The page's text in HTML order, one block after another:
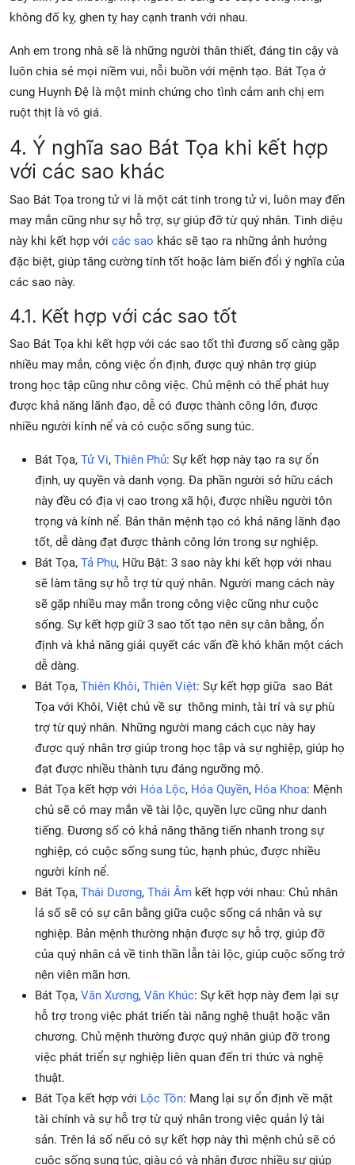
không đố kỵ, ghen tỵ hay cạnh tranh với nhau.
Anh em trong nhà sẽ là những người thân thiết, đáng tin cậy và
luôn chia sẻ mọi niềm vui, nỗi buồn với mệnh tạo. Bát Tọa ở
cung Huynh Đệ là một minh chứng cho tình cảm anh chị em
ruột thịt là vô giá.
4. Ý nghĩa sao Bát Tọa khi kết hợp
với các sao khác
Sao Bát Tọa trong tử vi là một cát tinh trong tử vi, luôn may đến
may mắn cũng như sự hỗ trợ, sự giúp đỡ từ quý nhân. Tinh diệu
này khi kết hợp với các sao khác sẽ tạo ra những ảnh hưởng
đặc biệt, giúp tăng cường tính tốt hoặc làm biến đổi ý nghĩa của
các sao này.
4.1. Kết hợp với các sao tốt
Sao Bát Tọa khi kết hợp với các sao tốt thì đương số càng gặp
nhiều may mắn, công việc ổn định, được quý nhân trợ giúp
trong học tập cũng như công việc. Chủ mệnh có thể phát huy
được khả năng lãnh đạo, dễ có được thành công lớn, được
nhiều người kính nể và có cuộc sống sung túc.
Bát Tọa, Tử Vi, Thiên Phủ: Sự kết hợp này tạo ra sự ổn
định, uy quyền và danh vọng. Đa phần người sở hữu cách
này đều có địa vị cao trong xã hội, được nhiều người tôn
trọng và kính nể. Bản thân mệnh tạo có khả năng lãnh đạo
tốt, dễ dàng đạt được thành công lớn trong sự nghiệp.
Bát Tọa, Tả Phụ, Hữu Bật: 3 sao này khi kết hợp với nhau
sẽ làm tăng sự hỗ trợ từ quý nhân. Người mang cách này
sẽ gặp nhiều may mắn trong công việc cũng như cuộc
sống. Sự kết hợp giữ 3 sao tốt tạo nên sự cân bằng, ổn
định và khả năng giải quyết các vấn đề khó khăn một cách
dễ dàng.
Bát Tọa, Thiên Khôi, Thiên Việt: Sự kết hợp giữa sao Bát
Tọa với Khôi, Việt chủ về sự thông minh, tài trí và sự phù
trợ từ quý nhân. Những người mang cách cục này hay
được quý nhân trợ giúp trong học tập và sự nghiệp, giúp họ
đạt được nhiều thành tựu đáng ngưỡng mộ.
Bát Tọa kết hợp với Hóa Lộc, Hóa Quyền, Hóa Khoa: Mệnh
chủ sẽ có may mắn về tài lộc, quyền lực cũng như danh
tiếng. Đương số có khả năng thăng tiến nhanh trong sự
nghiệp, có cuộc sống sung túc, hạnh phúc, được nhiều
người kính nể.
Bát Tọa, Thái Dương, Thái Âm kết hợp với nhau: Chủ nhân
lá số sẽ có sự cân bằng giữa cuộc sống cá nhân và sự
nghiệp. Bản mệnh thường nhận được sự hỗ trợ, giúp đỡ
của quý nhân cả về tinh thần lẫn tài lộc, giúp cuộc sống trở
nên viên mãn hơn.
Bát Tọa, Văn Xương, Văn Khúc: Sự kết hợp này đem lại sự
hỗ trợ trong việc phát triển tài năng nghệ thuật hoặc văn
chương. Chủ mệnh thường được quý nhân giúp đỡ trong
việc phát triển sự nghiệp liên quan đến tri thức và nghệ
thuật.
Bát Tọa kết hợp với Lộc Tồn: Mang lại sự ổn định về mặt
tài chính và sự hỗ trợ từ quý nhân trong việc quản lý tài
sản. Trên lá số nếu có sự kết hợp này thì mệnh chủ sẽ có
cuộc sống sung túc, giàu có và nhận được nhiều sự giúp